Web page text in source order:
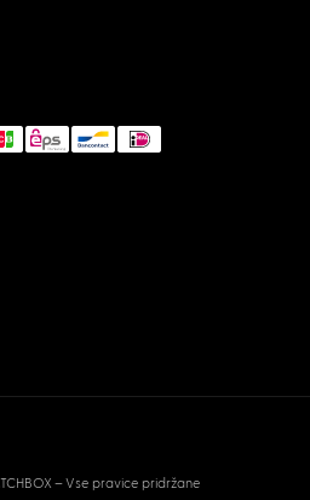
– Vse pravice pridržane